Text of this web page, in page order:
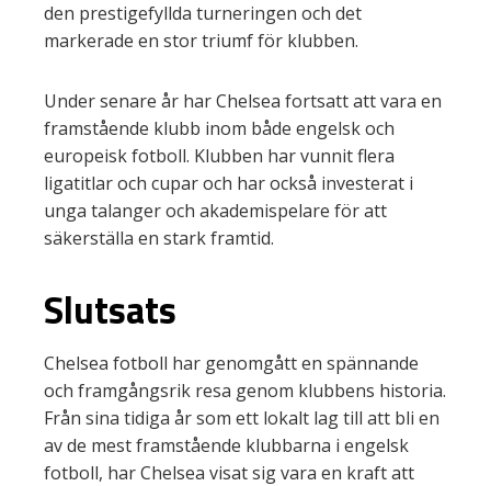
den prestigefyllda turneringen och det
markerade en stor triumf för klubben.
Under senare år har Chelsea fortsatt att vara en
framstående klubb inom både engelsk och
europeisk fotboll. Klubben har vunnit flera
ligatitlar och cupar och har också investerat i
unga talanger och akademispelare för att
säkerställa en stark framtid.
Slutsats
Chelsea fotboll har genomgått en spännande
och framgångsrik resa genom klubbens historia.
Från sina tidiga år som ett lokalt lag till att bli en
av de mest framstående klubbarna i engelsk
fotboll, har Chelsea visat sig vara en kraft att